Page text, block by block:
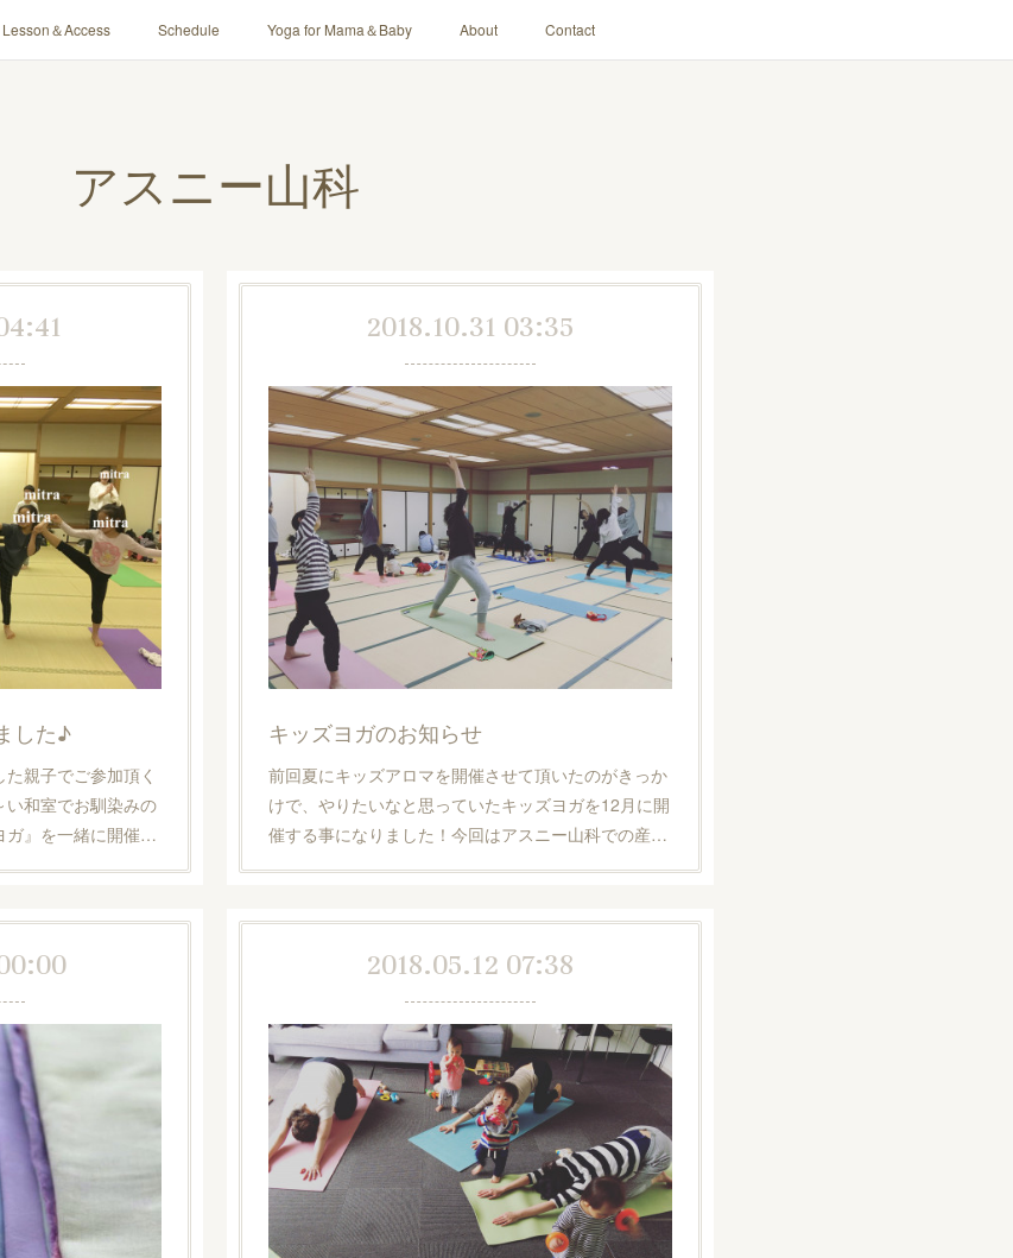
Lesson＆Access Schedule Yoga for Mama＆Baby About Contact
アスニー山科
した♪
親子でご参加頂く
い和室でお馴染みの
ガ』を一緒に開催…
2018.10.31 03:35
キッズヨガのお知らせ
前回夏にキッズアロマを開催させて頂いたのがきっか
けで、やりたいなと思っていたキッズヨガを12月に開
催する事になりました！今回はアスニー山科での産…
2018.05.12 07:38